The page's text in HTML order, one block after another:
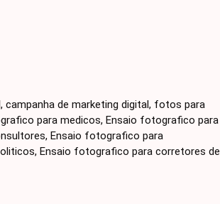
de marketing digital, fotos para
para medicos, Ensaio fotografico para
Ensaio fotografico para
Ensaio fotografico para corretores de